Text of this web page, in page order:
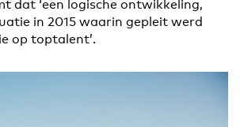
dat ‘een logische ontwikkeling,
in 2015 waarin gepleit werd
op toptalent’.